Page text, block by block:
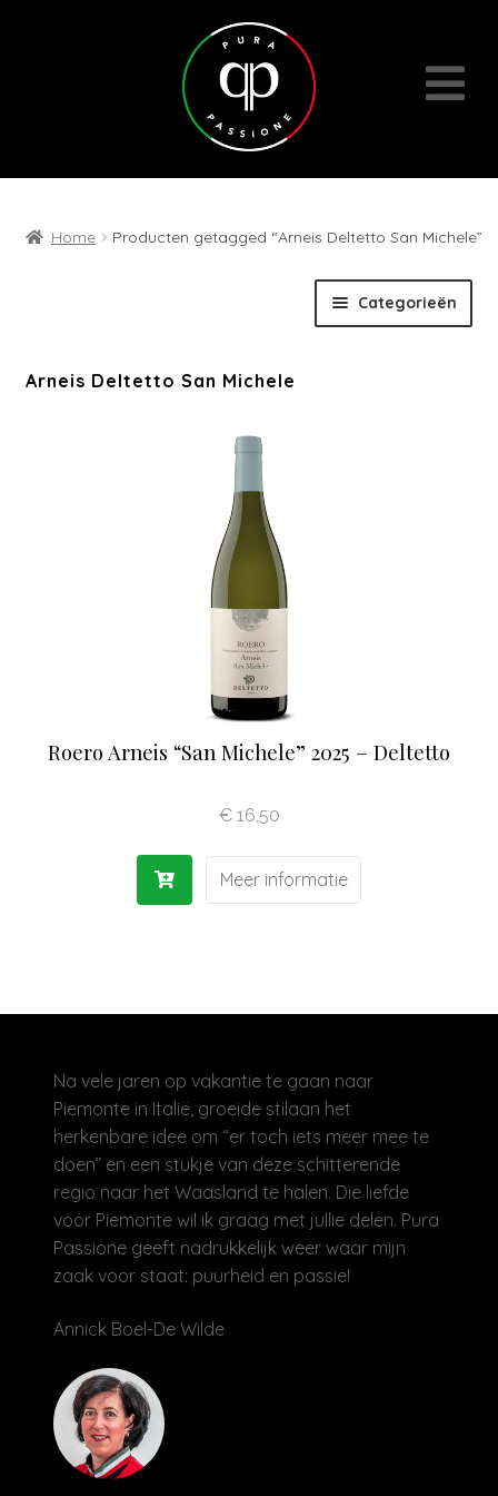
Home Producten getagged “Arneis Deltetto San Michele”
Categorieën
Wijnen
Wijn- en geschenkpakketten
Arneis Deltetto San Michele
Roero Arneis “San Michele” 2025 – Deltetto
€16,50
Meer informatie
Na vele jaren op vakantie te gaan naar
Piemonte in Italië, groeide stilaan het
herkenbare idee om “er toch iets meer mee te
doen” en een stukje van deze schitterende
regio naar het Waasland te halen. Die liefde
voor Piemonte wil ik graag met jullie delen. Pura
Passione geeft nadrukkelijk weer waar mijn
zaak voor staat: puurheid en passie!
Annick Boel-De Wilde